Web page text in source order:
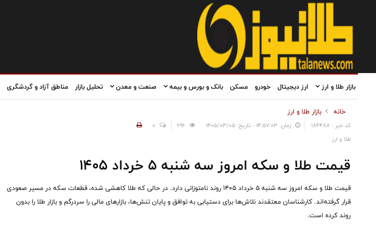
بازار طلا و ارز ارز دیجیتال خودرو مسکن بانک و بورس و بیمه صنعت و معدن تحلیل بازار مناطق آزاد و گردشگری
خانه بازار طلا و ارز
کد خبر : 184488 زمان: ۱۴:۵۷:۰۳ - تاریخ: ۱۴۰۵/۰۳/۰۵
0
طلا و ارز
قیمت طلا و سکه امروز سه شنبه ۵ خرداد ۱۴۰۵
قیمت طلا و سکه امروز سه شنبه ۵ خرداد ۱۴۰۵ روند نامتوزانی دارد. در حالی که طلا کاهشی شده، قطعات سکه در مسیر صعودی
قرار گرفته‌اند. کارشناسان معتقدند نلاش‌ها برای دستیابی به توافق و پایان تنش‌ها، بازارهای مالی را سردرگم و بازار طلا را بدون
روند کرده است.